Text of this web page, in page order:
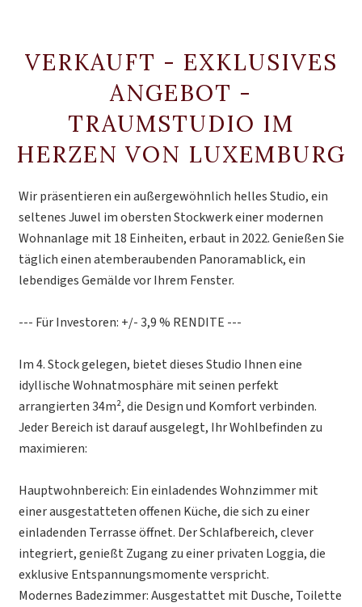
VERKAUFT - EXKLUSIVES
ANGEBOT -
TRAUMSTUDIO IM
HERZEN VON LUXEMBURG
Wir präsentieren ein außergewöhnlich helles Studio, ein
seltenes Juwel im obersten Stockwerk einer modernen
Wohnanlage mit 18 Einheiten, erbaut in 2022. Genießen Sie
täglich einen atemberaubenden Panoramablick, ein
lebendiges Gemälde vor Ihrem Fenster.
--- Für Investoren: +/- 3,9 % RENDITE ---
Im 4. Stock gelegen, bietet dieses Studio Ihnen eine
idyllische Wohnatmosphäre mit seinen perfekt
arrangierten 34m², die Design und Komfort verbinden.
Jeder Bereich ist darauf ausgelegt, Ihr Wohlbefinden zu
maximieren:
Hauptwohnbereich: Ein einladendes Wohnzimmer mit
einer ausgestatteten offenen Küche, die sich zu einer
einladenden Terrasse öffnet. Der Schlafbereich, clever
integriert, genießt Zugang zu einer privaten Loggia, die
exklusive Entspannungsmomente verspricht.
Modernes Badezimmer: Ausgestattet mit Dusche, Toilette